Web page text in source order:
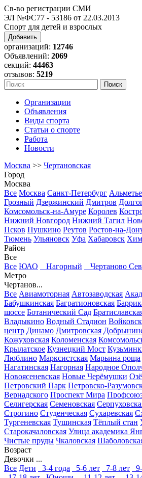
Св-во регистрации СМИ
ЭЛ №ФС77 - 53186 от 22.03.2013
Спорт для детей и взрослых
Добавить
организаций: 12746
Объявлений: 2069
секций: 44463
отзывов: 5219
Организации
Объявления
Виды спорта
Статьи о спорте
Работа
Новости
Москва >> Чертановская
Город
Москва
Все Москва Санкт-Петербург
Грозный Дзержинский Дмитров
Комсомольск-на-Амуре Королев
Нижний Новгород Нижний Тагил
Псков Пушкино Реутов Ростов-на-
Тюмень Ульяновск Уфа Хабаровск
Район
Все
Все ЮАО Нагорный Чертаново
Метро
Чертанов...
Все Авиамоторная Автозаводская
Бабушкинская Багратионовская
шоссе Ботанический Сад
Владыкино Водный Стадион
центр Динамо Дмитровская
Кожуховская Коломенская
Крылатское Кузнецкий Мост
Люблино Марксистская Марьина роща
Нагатинская Нагорная Народное
Новоясеневская Новые Черёмушки
Петровский Парк Петровско-
Вернадского Проспект Мира
Селигерская Семеновская
Строгино Студенческая Сухаревская
Тургеневская Тушинская Тёплый стан
Старокачаловская Улица академика
Чистые пруды Чкаловская
Возраст
Девочки ...
Все Дети 3-4 года 5-6 лет 7-8 лет